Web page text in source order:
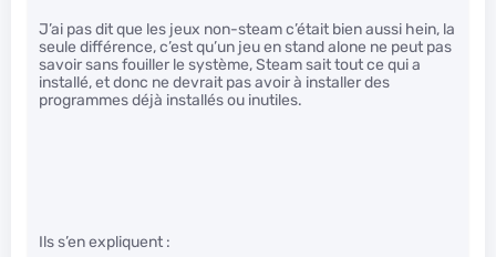
J’ai pas dit que les jeux non-steam c’était bien aussi hein, la
seule différence, c’est qu’un jeu en stand alone ne peut pas
savoir sans fouiller le système, Steam sait tout ce qui a
installé, et donc ne devrait pas avoir à installer des
programmes déjà installés ou inutiles.
Ils s’en expliquent :